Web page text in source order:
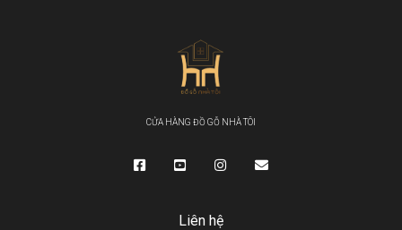
CỬA HÀNG ĐỒ GỖ NHÀ TÔI
Liên hệ